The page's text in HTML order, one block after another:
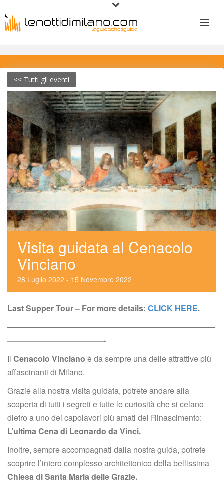
<< Tutti gli eventi
Visita guidata al Cenacolo
Vinciano
28 Luglio 2022 - 15 Novembre 2022
Last Supper Tour – For more details: CLICK HERE.
——————————————————————————
————————————-
Il Cenacolo Vinciano è da sempre una delle attrattive più
affascinanti di Milano.
Grazie alla nostra visita guidata, potrete andare alla
coperta di tutti i segreti e tutte le curiosità che si celano
dietro a uno dei capolavori più amati del Rinascimento:
L’ultima Cena di Leonardo da Vinci.
Inoltre, sempre accompagnati dalla nostra guida, potrete
coprire l’intero complesso architettonico della bellissima
Chiesa di Santa Maria delle Grazie.